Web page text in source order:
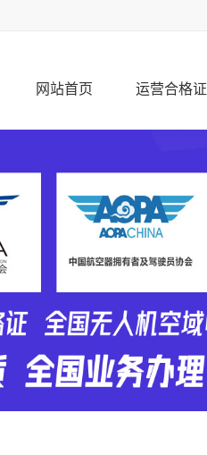
网站首页 运营合格证